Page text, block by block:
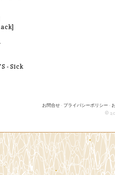
- Sick
お問合せ- プライバシーポリシー-
©